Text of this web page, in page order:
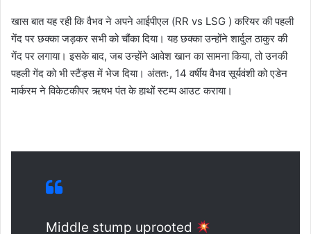
खास बात यह रही कि वैभव ने अपने आईपीएल (RR vs LSG ) करियर की पहली
गेंद पर छक्का जड़कर सभी को चौंका दिया। यह छक्का उन्होंने शार्दुल ठाकुर की
गेंद पर लगाया। इसके बाद, जब उन्होंने आवेश खान का सामना किया, तो उनकी
पहली गेंद को भी स्टैंड्स में भेज दिया। अंततः, 14 वर्षीय वैभव सूर्यवंशी को एडेन
मार्करम ने विकेटकीपर ऋषभ पंत के हाथों स्टम्प आउट कराया।
Middle stump uprooted